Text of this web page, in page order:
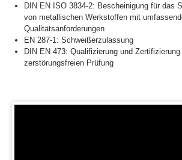
DIN EN ISO 3834-2: Bescheinigung für das
von metallischen Werkstoffen mit
Qualitätsanforderungen
EN 287-1: Schweißerzulassung
DIN EN 473: Qualifizierung und
zerstörungsfreien Prüfung